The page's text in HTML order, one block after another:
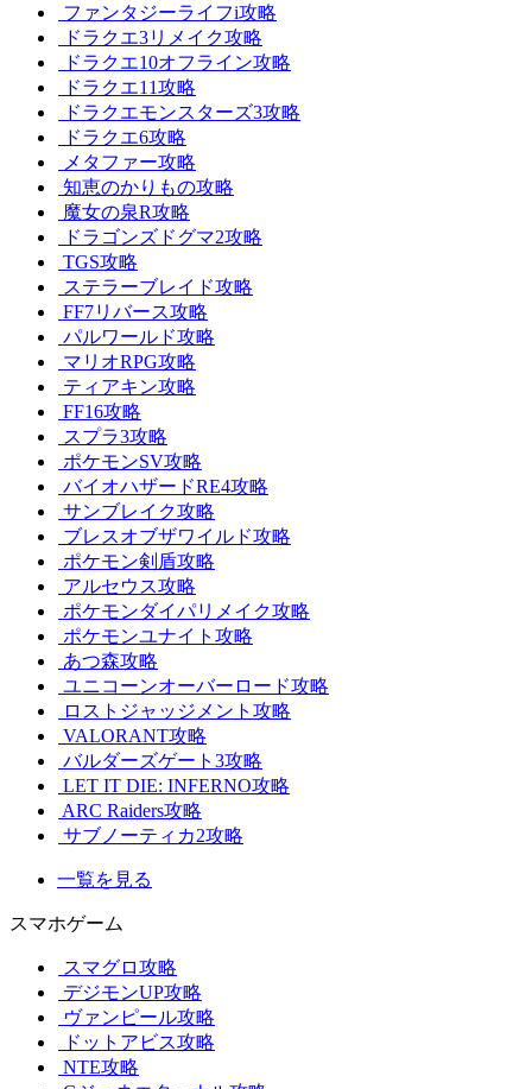
ファンタジーライフi攻略
ドラクエ3リメイク攻略
ドラクエ10オフライン攻略
ドラクエ11攻略
ドラクエモンスターズ3攻略
ドラクエ6攻略
メタファー攻略
知恵のかりもの攻略
魔女の泉R攻略
ドラゴンズドグマ2攻略
TGS攻略
ステラーブレイド攻略
FF7リバース攻略
パルワールド攻略
マリオRPG攻略
ティアキン攻略
FF16攻略
スプラ3攻略
ポケモンSV攻略
バイオハザードRE4攻略
サンブレイク攻略
ブレスオブザワイルド攻略
ポケモン剣盾攻略
アルセウス攻略
ポケモンダイパリメイク攻略
ポケモンユナイト攻略
あつ森攻略
ユニコーンオーバーロード攻略
ロストジャッジメント攻略
VALORANT攻略
バルダーズゲート3攻略
LET IT DIE: INFERNO攻略
ARC Raiders攻略
サブノーティカ2攻略
一覧を見る
スマホゲーム
スマグロ攻略
デジモンUP攻略
ヴァンピール攻略
ドットアビス攻略
NTE攻略